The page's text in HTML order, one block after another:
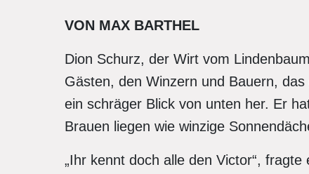
VON MAX BARTHEL
Dion Schurz, der Wirt vom
Gästen, den Winzern und Bauern,
ein schräger Blick von unten her. Er
Brauen liegen wie winzige
„Ihr kennt doch alle den Victor“,